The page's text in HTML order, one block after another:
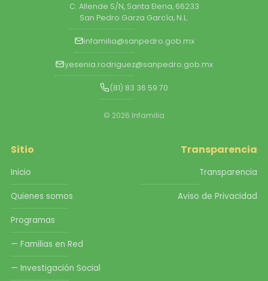
C. Allende S/N, Santa Elena, 66233
San Pedro Garza García, N.L.
infamilia@sanpedro.gob.mx
yesenia.rodriguez@sanpedro.gob.mx
(81) 83 36 59 70
© 2026 Infamilia
Sitio
Inicio
Quienes somos
Programas
— Familias en Red
— Investigación Social
Transparencia
Transparencia
Aviso de Privacidad